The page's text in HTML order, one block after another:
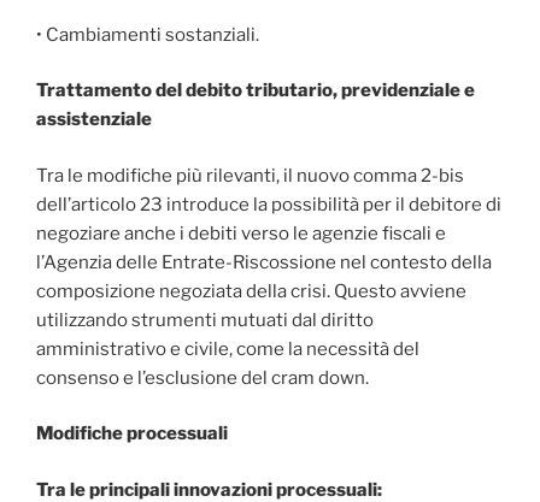
• Cambiamenti sostanziali.
Trattamento del debito tributario, previdenziale e
assistenziale
Tra le modifiche più rilevanti, il nuovo comma 2-bis
dell’articolo 23 introduce la possibilità per il debitore di
negoziare anche i debiti verso le agenzie fiscali e
l’Agenzia delle Entrate-Riscossione nel contesto della
composizione negoziata della crisi. Questo avviene
utilizzando strumenti mutuati dal diritto
amministrativo e civile, come la necessità del
consenso e l’esclusione del cram down.
Modifiche processuali
Tra le principali innovazioni processuali: